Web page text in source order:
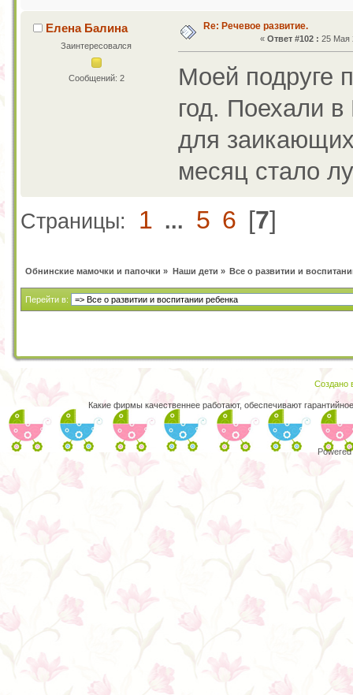
Елена Балина
Заинтересовался
Сообщений: 2
Re: Речевое развитие.
«Ответ #102 : 25 Мая
Моей подруге
год. Поехали
для
месяц стало
Страницы: 1 ... 5 6 [7]
Обнинские мамочки и папочки » Наши дети » Все о развитии и
Перейти в:
Создано
Какие фирмы качественнее работают, обеспечивают